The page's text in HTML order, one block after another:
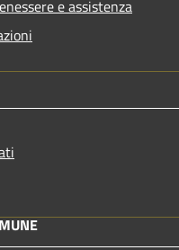
e assistenza